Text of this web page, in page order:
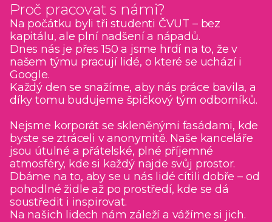
Proč pracovat s námi?
Na počátku byli tři studenti ČVUT – bez
kapitálu, ale plní nadšení a nápadů.
Dnes nás je přes 150 a jsme hrdí na to, že v
našem týmu pracují lidé, o které se uchází i
Google.
Každý den se snažíme, aby nás práce bavila, a
díky tomu budujeme špičkový tým odborníků.
Nejsme korporát se skleněnými fasádami, kde
byste se ztráceli v anonymitě. Naše kanceláře
jsou útulné a přátelské, plné příjemné
atmosféry, kde si každý najde svůj prostor.
Dbáme na to, aby se u nás lidé cítili dobře – od
pohodlné židle až po prostředí, kde se dá
soustředit i inspirovat.
Na našich lidech nám záleží a vážíme si jich.